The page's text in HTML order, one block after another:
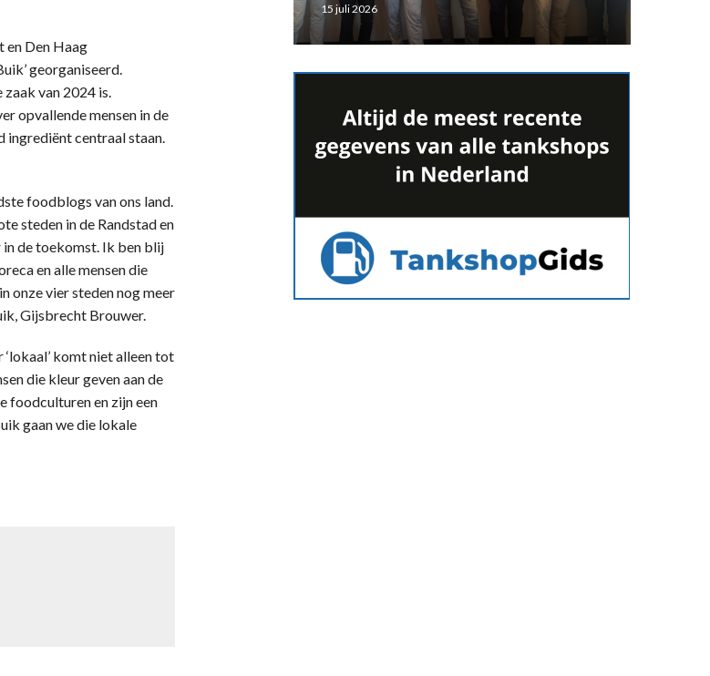
en Den Haag
georganiseerd.
van 2024 is.
opvallende mensen in de
ingrediënt centraal staan.
foodblogs van ons land.
steden in de Randstad en
in de toekomst. Ik ben blij
en alle mensen die
onze vier steden nog meer
Gijsbrecht Brouwer.
komt niet alleen tot
die kleur geven aan de
foodculturen en zijn een
gaan we die lokale
15 juli 2026